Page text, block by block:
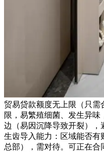
贸易贷款额度无上限（只
限，易繁殖细菌、发生异
边（易因沉降导致开裂）
生齿导入能力：区域能否有
总部），需对待。可正在合